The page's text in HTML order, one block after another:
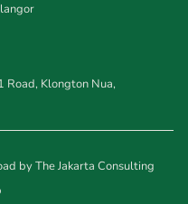
Road, Klongton Nua,
by The Jakarta Consulting